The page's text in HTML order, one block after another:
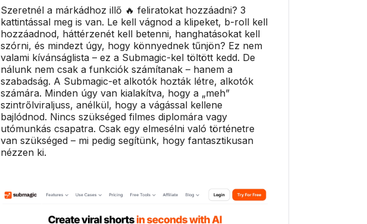
Szeretnél a márkádhoz illő 🔥 feliratokat hozzáadni? 3
kattintással meg is van. Le kell vágnod a klipeket, b-roll kell
hozzáadnod, háttérzenét kell betenni, hanghatásokat kell
szórni, és mindezt úgy, hogy könnyednek tűnjön? Ez nem
valami kívánságlista – ez a Submagic-kel töltött kedd. De
nálunk nem csak a funkciók számítanak – hanem a
szabadság. A Submagic-et alkotók hozták létre, alkotók
számára. Minden úgy van kialakítva, hogy a „meh”
szintrőlviraljuss, anélkül, hogy a vágással kellene
bajlódnod. Nincs szükséged filmes diplomára vagy
utómunkás csapatra. Csak egy elmesélni való történetre
van szükséged – mi pedig segítünk, hogy fantasztikusan
nézzen ki.